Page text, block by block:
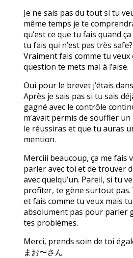
Je ne sais pas du tout si tu
même temps je te
qu’est ce que tu fais quand ça
tu fais qui n’est pas très safe?
Vraiment fais comme tu veux
question te mets mal à l’aise.
Oui pour le brevet j’étais
Après je sais pas si tu sais
gagné avec le contrôle
m’avait permis de souffler un
le réussiras et que tu auras
mention.
Merciii beaucoup, ça me fais
parler avec toi et de trouver
avec quelqu’un. Pareil, si tu
profiter, te gène surtout pas.
et fais comme tu veux mais
absolument pas pour parler
tes problèmes.
Merci, prends soin de toi
まお〜さん